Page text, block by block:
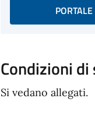
Condizioni
Si vedano allegati.